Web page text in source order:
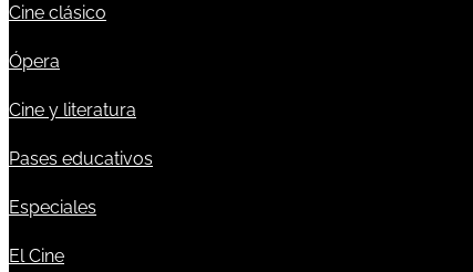
Cine clásico
Ópera
Cine y literatura
Pases educativos
Especiales
El Cine